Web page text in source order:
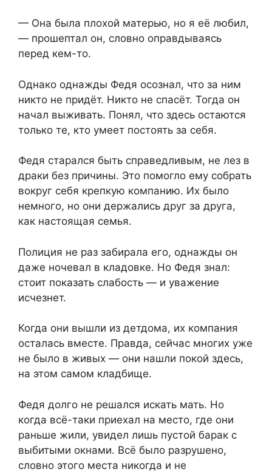
— Она была плохой матерью, но я её любил,
— прошептал он, словно оправдываясь
перед кем-то.
Однако однажды Федя осознал, что за ним
никто не придёт. Никто не спасёт. Тогда он
начал выживать. Понял, что здесь остаются
только те, кто умеет постоять за себя.
Федя старался быть справедливым, не лез в
драки без причины. Это помогло ему собрать
вокруг себя крепкую компанию. Их было
немного, но они держались друг за друга,
как настоящая семья.
Полиция не раз забирала его, однажды он
даже ночевал в кладовке. Но Федя знал:
стоит показать слабость — и уважение
исчезнет.
Когда они вышли из детдома, их компания
осталась вместе. Правда, сейчас многих уже
не было в живых — они нашли покой здесь,
на этом самом кладбище.
Федя долго не решался искать мать. Но
когда всё-таки приехал на место, где они
раньше жили, увидел лишь пустой барак с
выбитыми окнами. Всё было разрушено,
словно этого места никогда и не